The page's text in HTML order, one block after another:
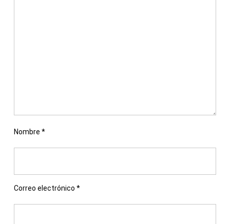
Nombre *
Correo electrónico *